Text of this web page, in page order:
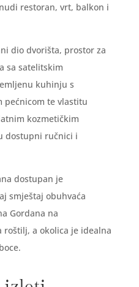
restoran, vrt, balkon i
dio dvorišta, prostor za
sa satelitskim
kuhinju s
pećnicom te vlastitu
kozmetičkim
dostupni ručnici i
dostupan je
smještaj obuhvaća
Gordana na
roštilj, a okolica je idealna